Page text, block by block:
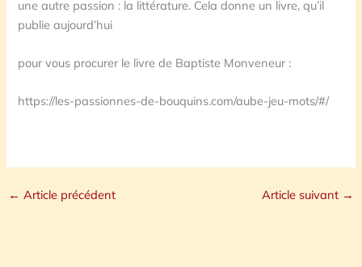
une autre passion : la littérature. Cela donne un livre, qu’il
publie aujourd’hui
pour vous procurer le livre de Baptiste Monveneur :
https://les-passionnes-de-bouquins.com/aube-jeu-mots/#/
← Article précédent Article suivant →